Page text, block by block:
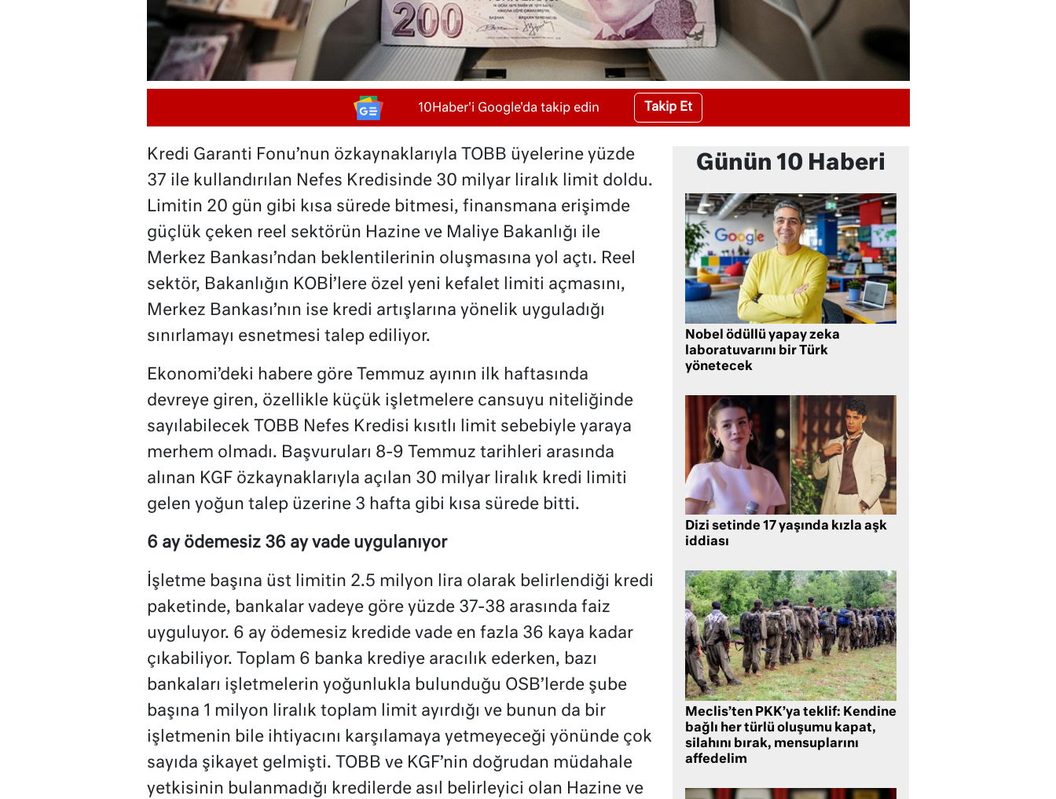
10Haber'i Google'da takip edin Takip Et
Kredi Garanti Fonu’nun özkaynaklarıyla TOBB üyelerine yüzde
37 ile kullandırılan Nefes Kredisinde 30 milyar liralık limit doldu.
Limitin 20 gün gibi kısa sürede bitmesi, finansmana erişimde
güçlük çeken reel sektörün Hazine ve Maliye Bakanlığı ile
Merkez Bankası’ndan beklentilerinin oluşmasına yol açtı. Reel
sektör, Bakanlığın KOBİ’lere özel yeni kefalet limiti açmasını,
Merkez Bankası’nın ise kredi artışlarına yönelik uyguladığı
sınırlamayı esnetmesi talep ediliyor.
Ekonomi’deki habere göre Temmuz ayının ilk haftasında
devreye giren, özellikle küçük işletmelere cansuyu niteliğinde
sayılabilecek TOBB Nefes Kredisi kısıtlı limit sebebiyle yaraya
merhem olmadı. Başvuruları 8-9 Temmuz tarihleri arasında
alınan KGF özkaynaklarıyla açılan 30 milyar liralık kredi limiti
gelen yoğun talep üzerine 3 hafta gibi kısa sürede bitti.
6 ay ödemesiz 36 ay vade uygulanıyor
İşletme başına üst limitin 2.5 milyon lira olarak belirlendiği kredi
paketinde, bankalar vadeye göre yüzde 37-38 arasında faiz
uyguluyor. 6 ay ödemesiz kredide vade en fazla 36 kaya kadar
çıkabiliyor. Toplam 6 banka krediye aracılık ederken, bazı
bankaları işletmelerin yoğunlukla bulunduğu OSB’lerde şube
başına 1 milyon liralık toplam limit ayırdığı ve bunun da bir
işletmenin bile ihtiyacını karşılamaya yetmeyeceği yönünde çok
sayıda şikayet gelmişti. TOBB ve KGF’nin doğrudan müdahale
yetkisinin bulanmadığı kredilerde asıl belirleyici olan Hazine ve
Günün 10 Haberi
Nobel ödüllü yapay zeka
laboratuvarını bir Türk
yönetecek
Dizi setinde 17 yaşında kızla aşk
iddiası
Meclis’ten PKK’ya teklif: Kendine
bağlı her türlü oluşumu kapat,
silahını bırak, mensuplarını
affedelim